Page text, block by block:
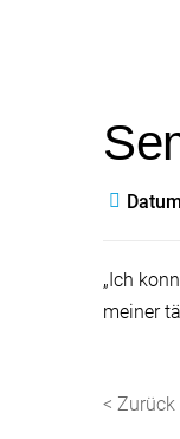
Datum
„Ich
meiner
<